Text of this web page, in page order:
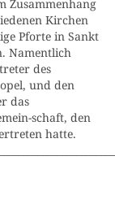
Zusammenhang
Kirchen
Pforte in Sankt
Namentlich
des
und den
das
schaft, den
hatte.